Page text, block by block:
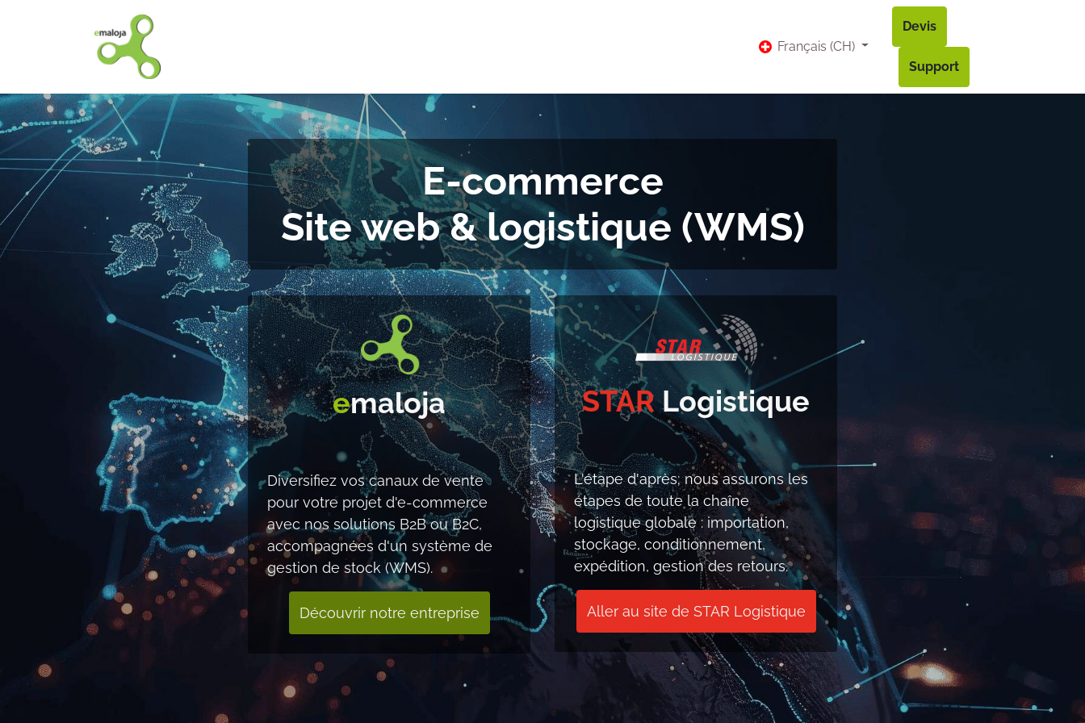
Bl​og Contact Accès à mon compte
Français (CH)
Devis
Support
E-commerce
Site web & logistique (WMS)
emaloja
Diversifiez vos canaux de vente
pour votre projet d'e-commerce
avec nos solutions B2B ou B2C,
accompagnées d'un système de
gestion de stock (WMS).
Découvrir notre entre​prise​​​​
STAR Logistique
L'étape d'après; nous assurons les
étapes de toute la chaîne
logistique globale : importation,
stockage, conditionnement,
expédition, gestion des retours.
Aller au site de STAR Logistique